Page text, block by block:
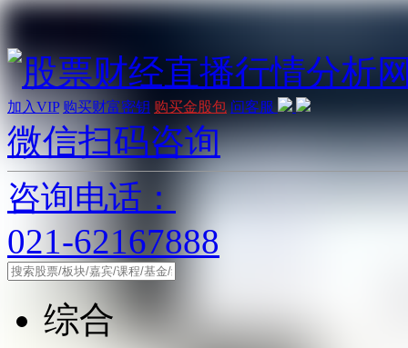
加入VIP 购买财富密钥 购买金股包 问客服
微信扫码咨询
咨询电话：
021-62167888
综合